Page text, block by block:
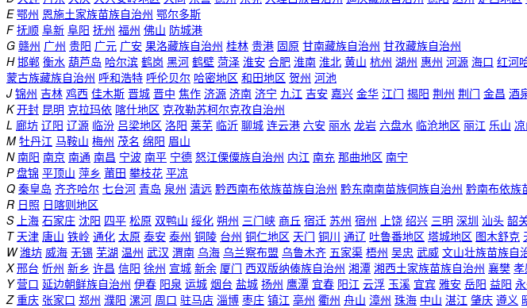
E 鄂州 恩施土家族苗族自治州 鄂尔多斯
F 抚顺 阜新 阜阳 抚州 福州 佛山 防城港
G 赣州 广州 贵阳 广元 广安 果洛藏族自治州 桂林 贵港 固原 甘南藏族自治州 甘孜藏族自治州
H 邯郸 衡水 葫芦岛 哈尔滨 鹤岗 黑河 鹤壁 菏泽 淮安 合肥 淮南 淮北 黄山 杭州 湖州 惠州 河源 海口 红河
蒙古族藏族自治州 呼和浩特 呼伦贝尔 哈密地区 和田地区 贺州 河池
J 锦州 吉林 鸡西 佳木斯 晋城 晋中 焦作 济源 济南 济宁 九江 吉安 嘉兴 金华 江门 揭阳 荆州 荆门 金昌 酒
K 开封 昆明 克拉玛依 喀什地区 克孜勒苏柯尔克孜自治州
L 廊坊 辽阳 辽源 临汾 吕梁地区 洛阳 莱芜 临沂 聊城 连云港 六安 丽水 龙岩 六盘水 临沧地区 丽江 乐山
M 牡丹江 马鞍山 梅州 茂名 绵阳 眉山
N 南阳 南京 南通 南昌 宁波 南平 宁德 怒江傈僳族自治州 内江 南充 那曲地区 南宁
P 盘锦 平顶山 萍乡 莆田 攀枝花 平凉
Q 秦皇岛 齐齐哈尔 七台河 青岛 泉州 清远 黔西南布依族苗族自治州 黔东南南苗族侗族自治州 黔南布依族
R 日照 日喀则地区
S 上海 石家庄 沈阳 四平 松原 双鸭山 绥化 朔州 三门峡 商丘 宿迁 苏州 宿州 上饶 绍兴 三明 深圳 汕头 韶
T 天津 唐山 铁岭 通化 太原 泰安 泰州 铜陵 台州 铜仁地区 天门 铜川 通辽 吐鲁番地区 塔城地区 图木舒克
W 潍坊 威海 无锡 芜湖 温州 武汉 渭南 乌海 乌兰察布盟 乌鲁木齐 五家渠 梧州 吴忠 武威 文山壮族苗族自
X 邢台 忻州 新乡 许昌 信阳 徐州 宣城 新余 厦门 西双版纳傣族自治州 湘潭 湘西土家族苗族自治州 襄樊
Y 营口 延边朝鲜族自治州 伊春 阳泉 运城 烟台 盐城 扬州 鹰潭 宜春 阳江 云浮 玉溪 宜宾 雅安 岳阳 益阳
Z 重庆 张家口 郑州 濮阳 漯河 周口 驻马店 淄博 枣庄 镇江 亳州 衢州 舟山 漳州 珠海 中山 湛江 肇庆 遵义